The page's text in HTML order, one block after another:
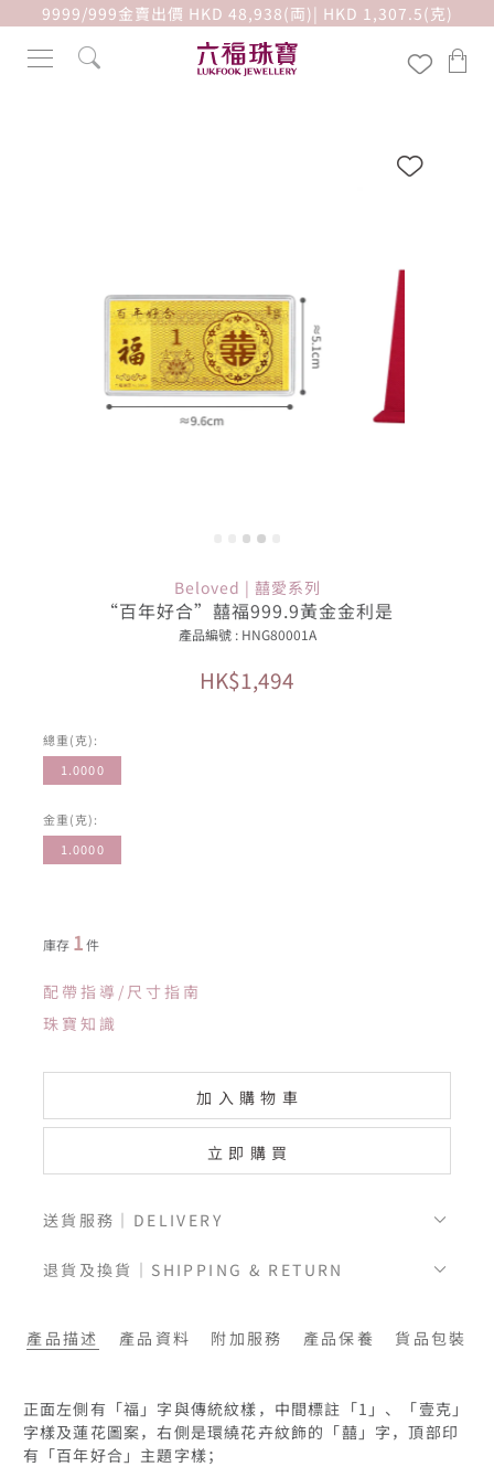
9999/999金賣出價 HKD 48,938(両)| HKD 1,307.5(克)
Beloved | 囍愛系列
“百年好合”囍福999.9黃金金利是
產品編號 : HNG80001A
HK$1,494
總重(克):
1.0000
金重(克):
1.0000
庫存 1件
配帶指導/尺寸指南
珠寶知識
加入購物車
立即購買
送貨服務｜DELIVERY
退貨及換貨｜SHIPPING & RETURN
產品描述 產品資料 附加服務 產品保養 貨品包裝
正面左側有「福」字與傳統紋樣，中間標註「1」、「壹克」
字樣及蓮花圖案，右側是環繞花卉紋飾的「囍」字，頂部印
有「百年好合」主題字樣；